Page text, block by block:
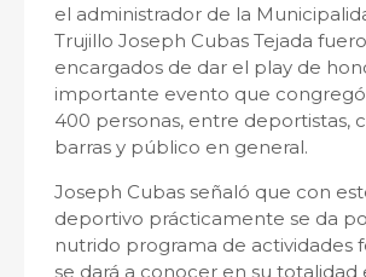
el administrador de la
Trujillo Joseph Cubas Tejada
encargados de dar el play de
importante evento que congregó
400 personas, entre deportistas,
barras y público en general.
Joseph Cubas señaló que con
deportivo prácticamente se da
nutrido programa de actividades
se dará a conocer en su totalidad